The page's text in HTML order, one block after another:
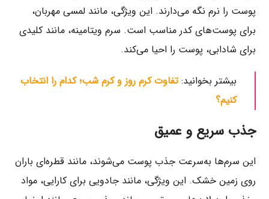
پوست را نرم نگه می‌دارند. این ویژگی، مانند لمسی مهربان،
برای پوست‌های کدر مناسب است. سرم ویتامینه، مانند کلیدی
برای شادابی، پوست را احیا می‌کند.
بیشتر بخوانید:تفاوت کرم روز و کرم شب؛ کدام را انتخاب
کنیم؟
جذب سریع و عمیق
این سرم‌ها به‌سرعت جذب پوست می‌شوند، مانند قطره‌ای باران
روی زمین خشک. این ویژگی، مانند جادویی برای کارایی، مواد